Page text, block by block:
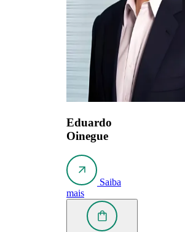
Eduardo
Oinegue
Saiba
mais